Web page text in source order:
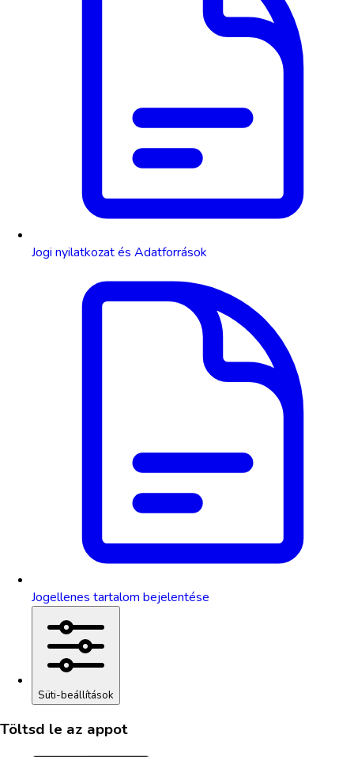
Jogi nyilatkozat és Adatforrások
Jogellenes tartalom bejelentése
Süti-beállítások
Töltsd le az appot